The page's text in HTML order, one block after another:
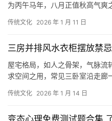
为丙午马年，八月正值秋高气爽
传统文化 2026 年 1 月 11 日
三房并排风水衣柜摆放禁
屋宅格局，如人之骨架，气脉流
求空间之用，常见三卧室沿走廊
传统文化 2026 年 1 月 14 日
变态心理免费测试题合集